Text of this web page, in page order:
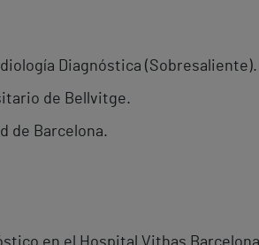
Diagnóstica (Sobresaliente).
de Bellvitge.
de Barcelona.